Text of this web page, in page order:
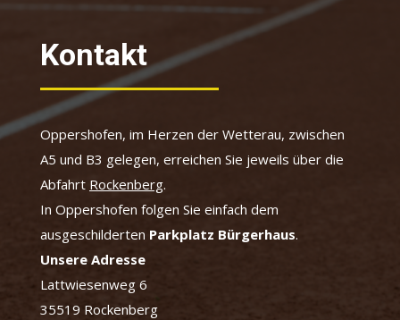
Kontakt
Oppershofen, im Herzen der Wetterau, zwischen
A5 und B3 gelegen, erreichen Sie jeweils über die
Abfahrt Rockenberg.
In Oppershofen folgen Sie einfach dem
ausgeschilderten Parkplatz Bürgerhaus.
Unsere Adresse
Lattwiesenweg 6
35519 Rockenberg